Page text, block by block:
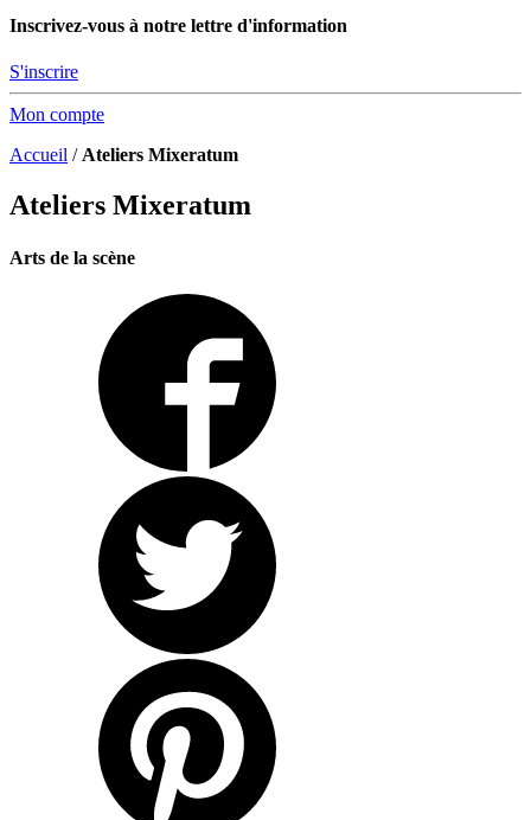
Inscrivez-vous à notre lettre d'information
S'inscrire
Mon compte
Accueil /Ateliers Mixeratum
Ateliers Mixeratum
Arts de la scène